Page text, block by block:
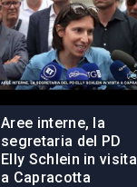
Aree interne, la
segretaria del PD
Elly Schlein in visita
a Capracotta